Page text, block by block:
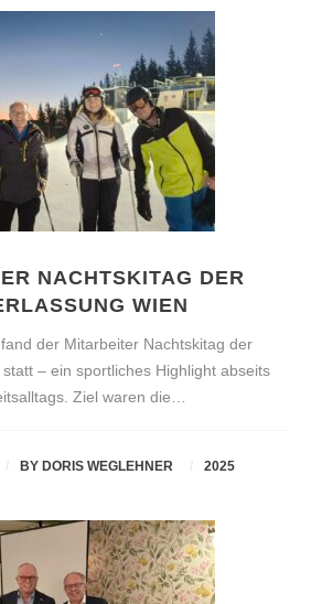
NACHTSKITAG DER
WIEN
der Mitarbeiter Nachtskitag der
– ein sportliches Highlight abseits
Ziel waren die…
BYDORIS WEGLEHNER 2025